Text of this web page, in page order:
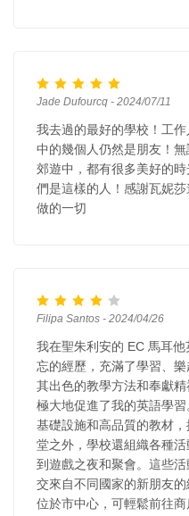
Jade Dufourcq - 2024/07/11
我去過的最好的學校！工
中的幾個人仍然是朋友！
郊遊中，都有很多美好的
們是這樣的人！感謝瓦妮
做的一切
Filipa Santos - 2024/04/26
我在聖朱利安的 EC 馬耳
忘的經歷，充滿了學習、
其出色的教學方法和奉獻
極大地促進了我的英語學
基礎設施和高品質的教材
堂之外，學校還組織各種
到遊戲之夜和聚會。這些
交來自不同國家的新朋友
位於市中心，可輕鬆前往